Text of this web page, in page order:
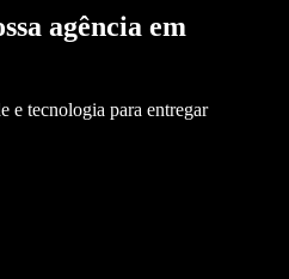
agência em
e tecnologia para entregar